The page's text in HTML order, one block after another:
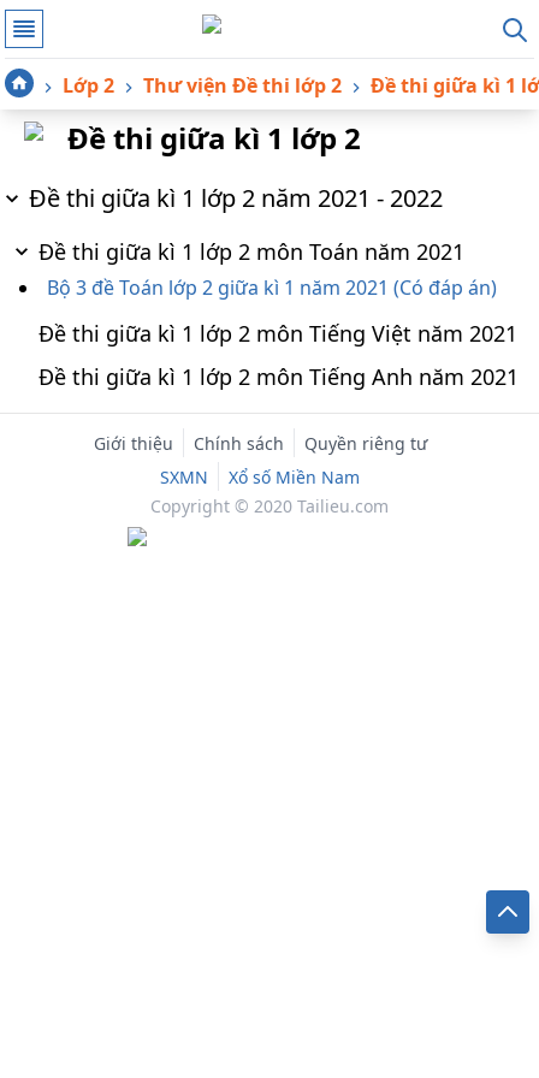
Lớp 2 Thư viện Đề thi lớp 2 Đề thi giữa kì 1
Đề thi giữa kì 1 lớp 2
Đề thi giữa kì 1 lớp 2 năm 2021 - 2022
Đề thi giữa kì 1 lớp 2 môn Toán năm 2021
Bộ 3 đề Toán lớp 2 giữa kì 1 năm 2021 (Có đáp án)
Đề thi giữa kì 1 lớp 2 môn Tiếng Việt năm 2021
Đề thi giữa kì 1 lớp 2 môn Tiếng Anh năm 2021
Giới thiệu Chính sách
Quyền riêng tư
SXMN
Xổ số Miền Nam
Copyright © 2020 Tailieu.com